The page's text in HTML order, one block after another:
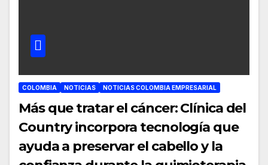
COLOMBIA NOTICIAS NOTICIAS COLOMBIA EMPRESARIAL
Más que tratar el cáncer: Clínica del
Country incorpora tecnología que
ayuda a preservar el cabello y la